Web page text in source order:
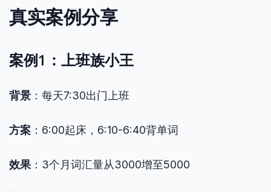
真实案例分享
案例1：上班族小王
背景 ：每天7:30出门上班
方案 ：6:00起床，6:10-6:40背单词
效果 ：3个月词汇量从3000增至5000